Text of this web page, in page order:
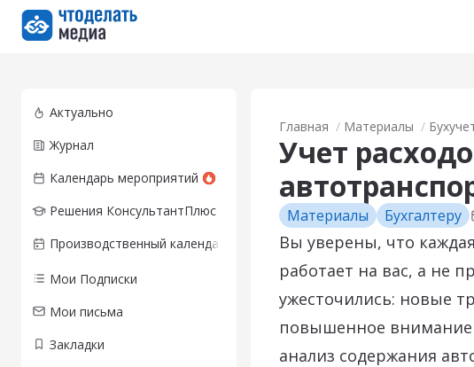
Перейти на главную страницу
Актуально
Журнал
Календарь мероприятий
Решения КонсультантПлюс
Производственный календарь
Мои Подписки
Мои письма
Закладки
Главная Материалы
Учет
Материалы Бухгалтеру
Вы уверены, что
работает на вас, а не
ужесточились: новые
повышенное внимание
анализ содержания